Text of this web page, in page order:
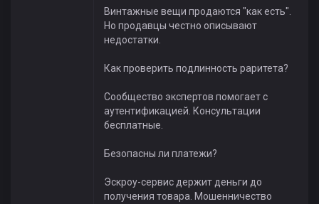
Винтажные вещи продаются "как есть".
Но продавцы честно описывают
недостатки.
Как проверить подлинность раритета?
Сообщество экспертов помогает с
аутентификацией. Консультации
бесплатные.
Безопасны ли платежи?
Эскроу-сервис держит деньги до
получения товара. Мошенничество